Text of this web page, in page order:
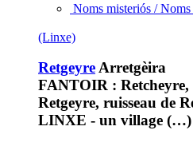
Noms misteriós /
(Linxe)
RetgeyreArretgèira
FANTOIR : Retcheyre,
Retgeyre, ruisseau de
LINXE - un village (…)